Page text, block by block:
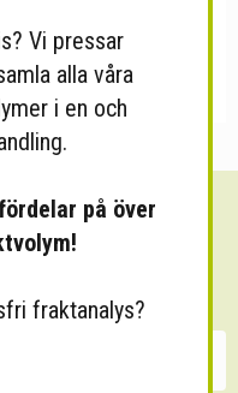
Vi pressar
alla våra
i en och
på över
fraktanalys?